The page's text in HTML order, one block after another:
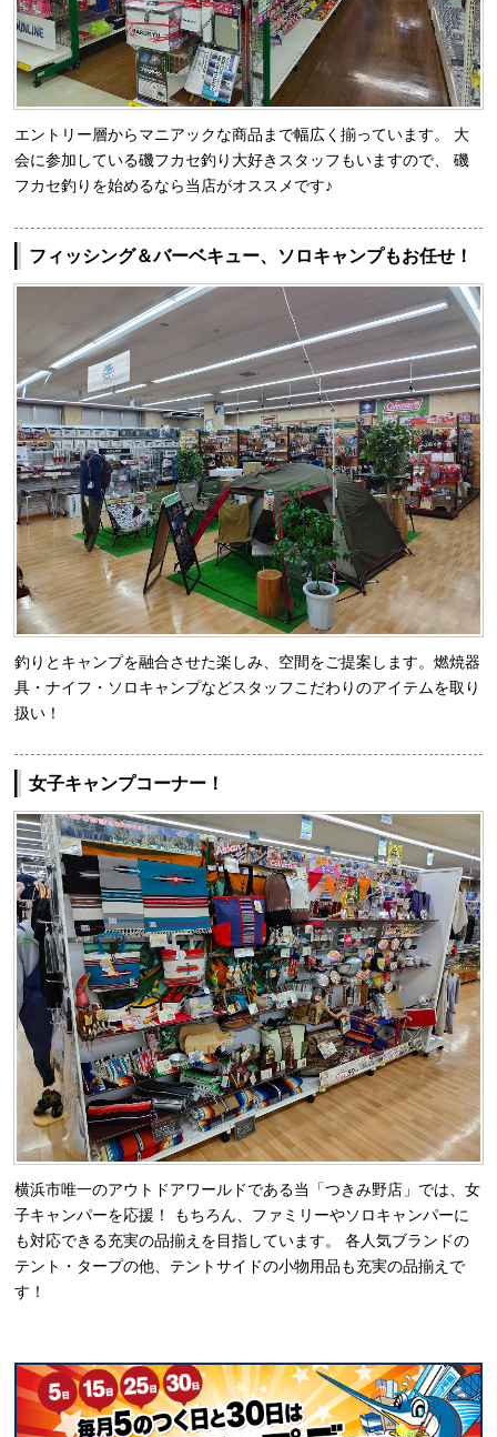
エントリー層からマニアックな商品まで幅広く揃っています。 大
会に参加している磯フカセ釣り大好きスタッフもいますので、 磯
フカセ釣りを始めるなら当店がオススメです♪
フィッシング＆バーベキュー、ソロキャンプもお任せ！
釣りとキャンプを融合させた楽しみ、空間をご提案します。燃焼器
具・ナイフ・ソロキャンプなどスタッフこだわりのアイテムを取り
扱い！
女子キャンプコーナー！
横浜市唯一のアウトドアワールドである当「つきみ野店」では、女
子キャンパーを応援！ もちろん、ファミリーやソロキャンパーに
も対応できる充実の品揃えを目指しています。 各人気ブランドの
テント・タープの他、テントサイドの小物用品も充実の品揃えで
す！